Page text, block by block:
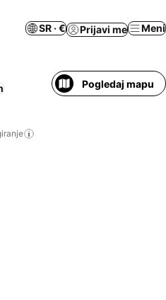
SR · € Prijavi me Meni
Pogledaj mapu